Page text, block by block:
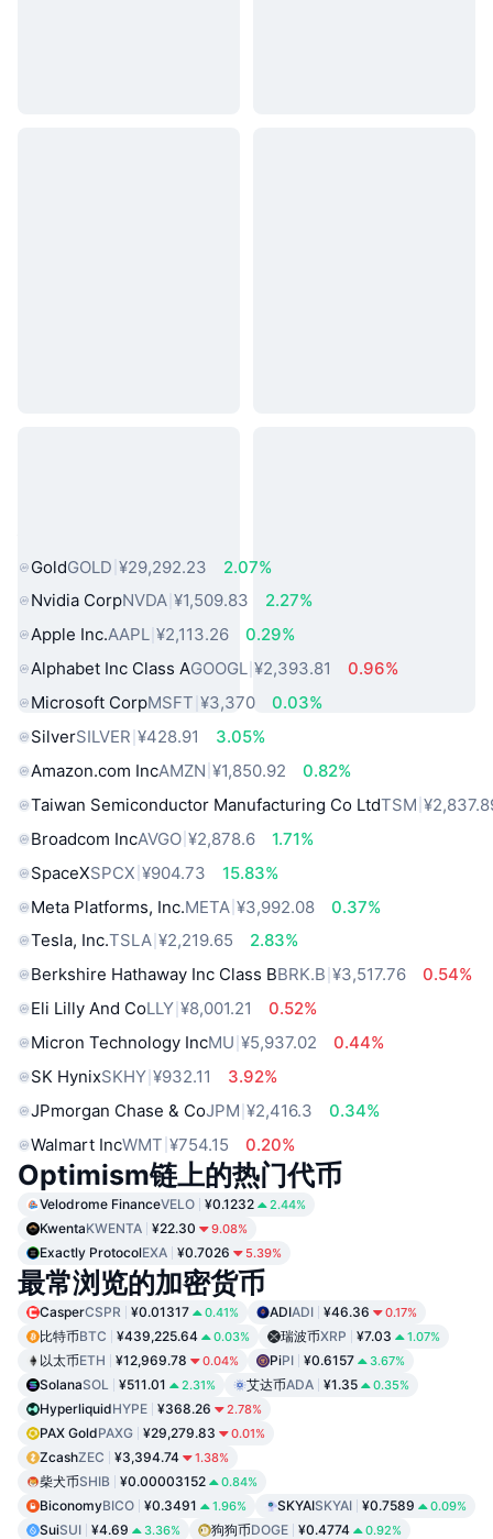
GoldGOLD ¥29,292.23
2.07%
Nvidia CorpNVDA ¥1,509.83
2.27%
Apple Inc.AAPL ¥2,113.26
0.29%
Alphabet Inc Class AGOOGL ¥2,393.81
0.96%
Microsoft CorpMSFT ¥3,370
0.03%
SilverSILVER ¥428.91
3.05%
Amazon.com IncAMZN ¥1,850.92
0.82%
Taiwan Semiconductor Manufacturing Co LtdTSM
Broadcom IncAVGO ¥2,878.6
1.71%
SpaceXSPCX ¥904.73
15.83%
Meta Platforms, Inc.META ¥3,992.08
0.37%
Tesla, Inc.TSLA ¥2,219.65
2.83%
Berkshire Hathaway Inc Class BBRK.B ¥3,517.76
0.54%
Eli Lilly And CoLLY ¥8,001.21
0.52%
Micron Technology IncMU ¥5,937.02
0.44%
SK HynixSKHY ¥932.11
3.92%
JPmorgan Chase & CoJPM ¥2,416.3
0.34%
Walmart IncWMT ¥754.15 0.20%
Optimism链上的热门代币
Velodrome FinanceVELO ¥0.1232 2.44%
KwentaKWENTA ¥22.30 9.08%
Exactly ProtocolEXA ¥0.7026 5.39%
最常浏览的加密货币
CasperCSPR ¥0.01317 0.41% ADIADI ¥46.36 0.17%
比特币BTC ¥439,225.64 0.03% 瑞波币XRP ¥7.03 1.07%
以太币ETH ¥12,969.78 0.04% PiPI ¥0.6157 3.67%
SolanaSOL ¥511.01 2.31% 艾达币ADA ¥1.35 0.35%
HyperliquidHYPE ¥368.26 2.78%
PAX GoldPAXG ¥29,279.83 0.01%
ZcashZEC ¥3,394.74 1.38%
柴犬币SHIB ¥0.00003152 0.84%
BiconomyBICO ¥0.3491 1.96% SKYAISKYAI ¥0.7589 0.09%
SuiSUI ¥4.69 3.36% 狗狗币DOGE ¥0.4774 0.92%